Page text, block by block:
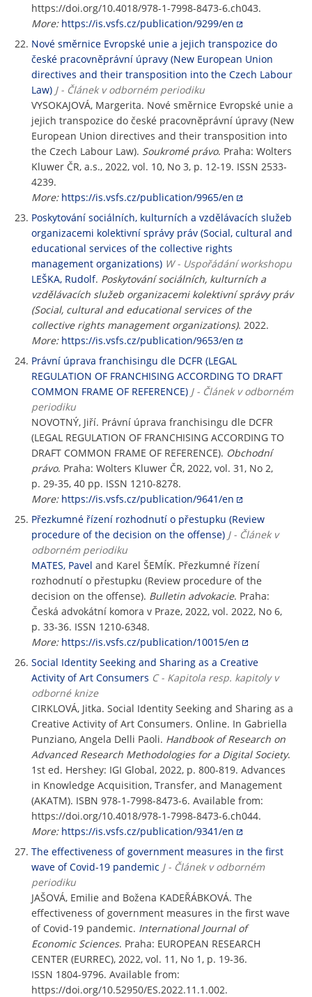
https://doi.org/10.4018/978-1-7998-8473-6.ch043.
More: https://is.vsfs.cz/publication/9299/en
Nové směrnice Evropské unie a jejich transpozice do
české pracovněprávní úpravy (New European Union
directives and their transposition into the Czech Labour
Law) J - Článek v odborném periodiku
VYSOKAJOVÁ, Margerita. Nové směrnice Evropské unie a
jejich transpozice do české pracovněprávní úpravy (New
European Union directives and their transposition into
the Czech Labour Law). Soukromé právo. Praha: Wolters
Kluwer ČR, a.s., 2022, vol. 10, No 3, p. 12-19. ISSN 2533-
4239.
More: https://is.vsfs.cz/publication/9965/en
Poskytování sociálních, kulturních a vzdělávacích služeb
organizacemi kolektivní správy práv (Social, cultural and
educational services of the collective rights
management organizations) W - Uspořádání workshopu
LEŠKA, Rudolf. Poskytování sociálních, kulturních a
vzdělávacích služeb organizacemi kolektivní správy práv
(Social, cultural and educational services of the
collective rights management organizations). 2022.
More: https://is.vsfs.cz/publication/9653/en
Právní úprava franchisingu dle DCFR (LEGAL
REGULATION OF FRANCHISING ACCORDING TO DRAFT
COMMON FRAME OF REFERENCE) J - Článek v odborném
periodiku
NOVOTNÝ, Jiří. Právní úprava franchisingu dle DCFR
(LEGAL REGULATION OF FRANCHISING ACCORDING TO
DRAFT COMMON FRAME OF REFERENCE). Obchodní
právo. Praha: Wolters Kluwer ČR, 2022, vol. 31, No 2,
p. 29-35, 40 pp. ISSN 1210-8278.
More: https://is.vsfs.cz/publication/9641/en
Přezkumné řízení rozhodnutí o přestupku (Review
procedure of the decision on the offense) J - Článek v
odborném periodiku
MATES, Pavel and Karel ŠEMÍK. Přezkumné řízení
rozhodnutí o přestupku (Review procedure of the
decision on the offense). Bulletin advokacie. Praha:
Česká advokátní komora v Praze, 2022, vol. 2022, No 6,
p. 33-36. ISSN 1210-6348.
More: https://is.vsfs.cz/publication/10015/en
Social Identity Seeking and Sharing as a Creative
Activity of Art Consumers C - Kapitola resp. kapitoly v
odborné knize
CIRKLOVÁ, Jitka. Social Identity Seeking and Sharing as a
Creative Activity of Art Consumers. Online. In Gabriella
Punziano, Angela Delli Paoli. Handbook of Research on
Advanced Research Methodologies for a Digital Society.
1st ed. Hershey: IGI Global, 2022, p. 800-819. Advances
in Knowledge Acquisition, Transfer, and Management
(AKATM). ISBN 978-1-7998-8473-6. Available from:
https://doi.org/10.4018/978-1-7998-8473-6.ch044.
More: https://is.vsfs.cz/publication/9341/en
The effectiveness of government measures in the first
wave of Covid-19 pandemic J - Článek v odborném
periodiku
JAŠOVÁ, Emilie and Božena KADEŘÁBKOVÁ. The
effectiveness of government measures in the first wave
of Covid-19 pandemic. International Journal of
Economic Sciences. Praha: EUROPEAN RESEARCH
CENTER (EURREC), 2022, vol. 11, No 1, p. 19-36.
ISSN 1804-9796. Available from:
https://doi.org/10.52950/ES.2022.11.1.002.